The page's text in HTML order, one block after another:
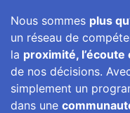
Nous sommes plus
un réseau de
la proximité,
de nos décisions.
simplement un
dans une